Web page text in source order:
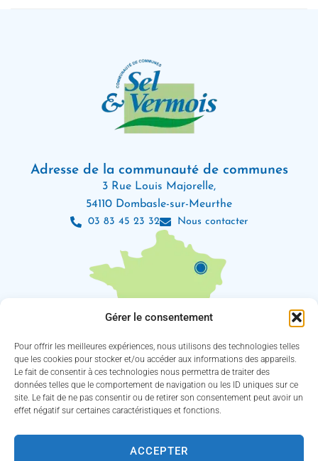
Gérer le consentement
Pour offrir les meilleures expériences, nous utilisons des technologies telles
que les cookies pour stocker et/ou accéder aux informations des appareils.
Le fait de consentir à ces technologies nous permettra de traiter des
données telles que le comportement de navigation ou les ID uniques sur ce
site. Le fait de ne pas consentir ou de retirer son consentement peut avoir un
effet négatif sur certaines caractéristiques et fonctions.
ACCEPTER
Adresse de la communauté de communes
3 Rue Louis Majorelle,
54110 Dombasle-sur-Meurthe
03 83 45 23 32 Nous contacter
Les horaires d’ouverture
Lundi : 8h30 – 12h / 13h30 – 18h
Mardi, jeudi et vendredi : 8h30 – 12h / 13h30 – 16h30
(Service des eaux fermé le jeudi)